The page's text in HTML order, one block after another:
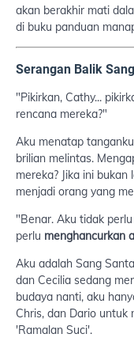
akan berakhir mati
di buku panduan
Serangan Balik
"Pikirkan, Cathy...
rencana mereka?"
Aku menatap
brilian melintas.
mereka? Jika ini
menjadi orang yang
"Benar. Aku tidak
perlu menghancurkan
Aku adalah Sang
dan Cecilia sedang
budaya nanti, aku
Chris, dan Dario untuk
'Ramalan Suci'.